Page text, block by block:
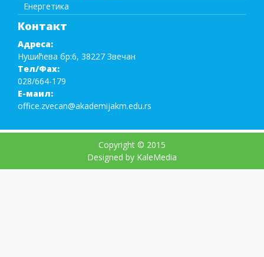
Енергетика
Контакт
Адреса:
Нушићева бр:6, 38227 Звечан
Тел/Фаx:
028/664-179
Е-маил:
office.zvecan@akademijakm.edu.rs
Copyright © 2015
Designed by KaleMedia